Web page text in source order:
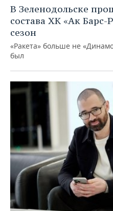
В Зеленодольске
состава ХК «Ак
сезон
«Ракета» больше не
был